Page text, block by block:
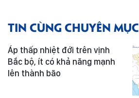
TIN CÙNG CHUYÊN MỤC
Áp thấp nhiệt đới trên vịnh
Bắc bộ, ít có khả năng mạnh
lên thành bão